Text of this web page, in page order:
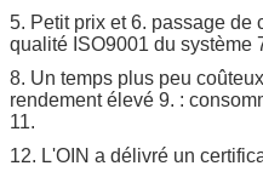
5. Petit prix et 6. passage de
qualité ISO9001 du système
8. Un temps plus peu
rendement élevé 9. :
11.
12. L'OIN a délivré un